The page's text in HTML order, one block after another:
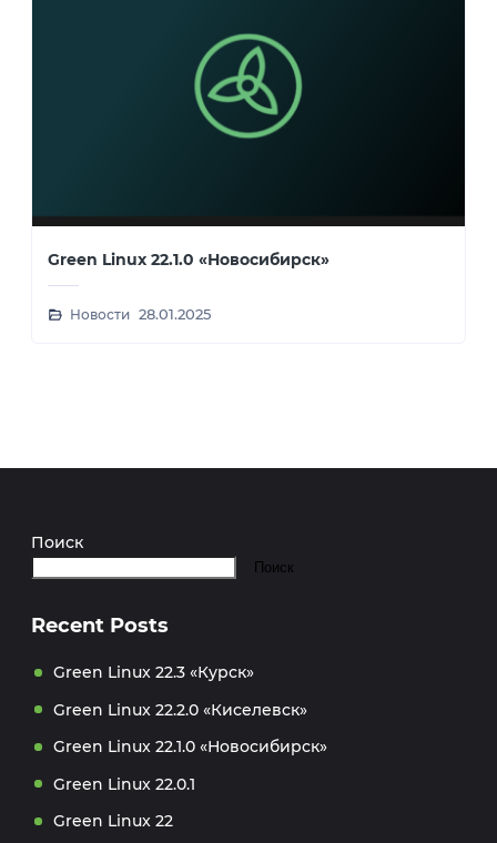
Green Linux 22.1.0 «Новосибирск»
Новости 28.01.2025
Поиск
Поиск
Recent Posts
Green Linux 22.3 «Курск»
Green Linux 22.2.0 «Киселевск»
Green Linux 22.1.0 «Новосибирск»
Green Linux 22.0.1
Green Linux 22